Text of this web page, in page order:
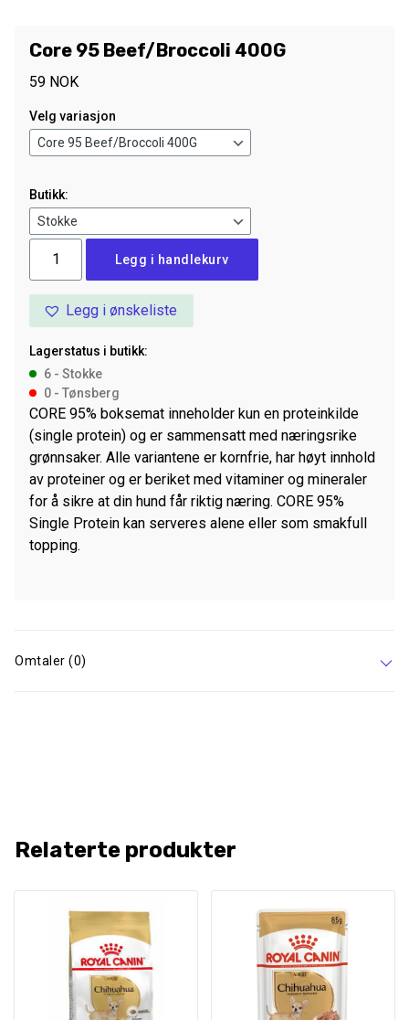
Core 95 Beef/Broccoli 400G
59 NOK
Velg variasjon
Butikk:
Beef/Broccoli
400G
Legg i handlekurv
Legg i ønskeliste
Lagerstatus i butikk:
6 - Stokke
0 - Tønsberg
CORE 95% boksemat inneholder kun en proteinkilde
(single protein) og er sammensatt med næringsrike
grønnsaker. Alle variantene er kornfrie, har høyt innhold
av proteiner og er beriket med vitaminer og mineraler
for å sikre at din hund får riktig næring. CORE 95%
Single Protein kan serveres alene eller som smakfull
topping.
Omtaler (0)
Relaterte produkter